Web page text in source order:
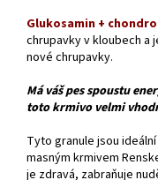
Glukosamin +
chrupavky v kloubech a
nové chrupavky.
Má váš pes spoustu
toto krmivo velmi
Tyto granule jsou
masným krmivem
je zdravá, zabraňuje